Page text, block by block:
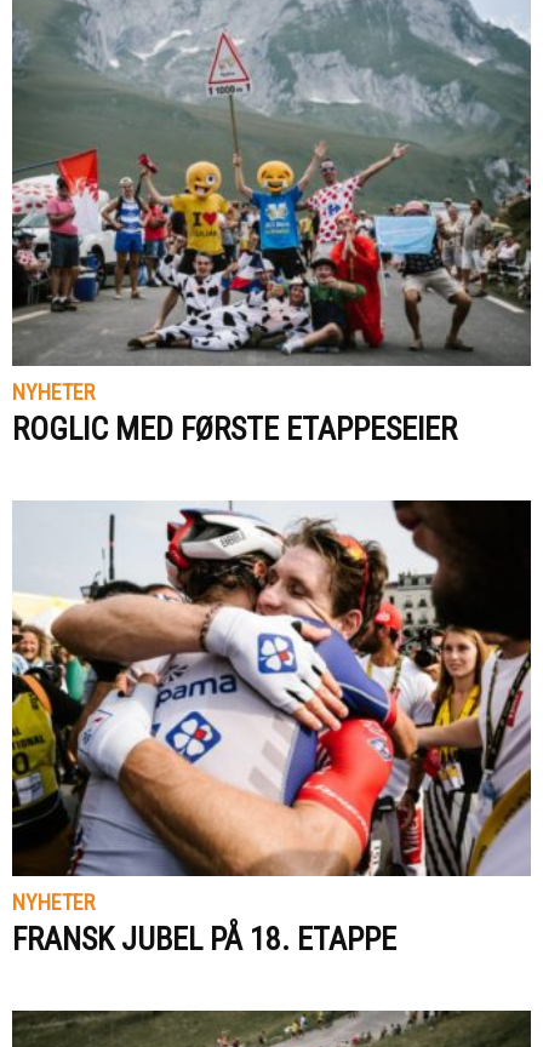
NYHETER
ROGLIC MED FØRSTE ETAPPESEIER
NYHETER
FRANSK JUBEL PÅ 18. ETAPPE